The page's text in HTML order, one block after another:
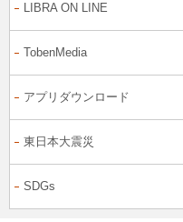
LIBRA ON LINE
TobenMedia
アプリダウンロード
東日本大震災
SDGs